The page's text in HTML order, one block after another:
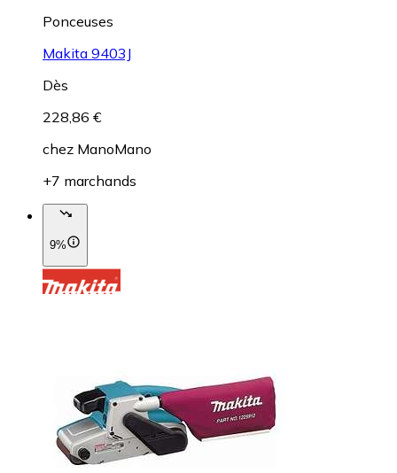
Ponceuses
Makita 9403J
Dès
228,86 €
chez ManoMano
+7 marchands
9%